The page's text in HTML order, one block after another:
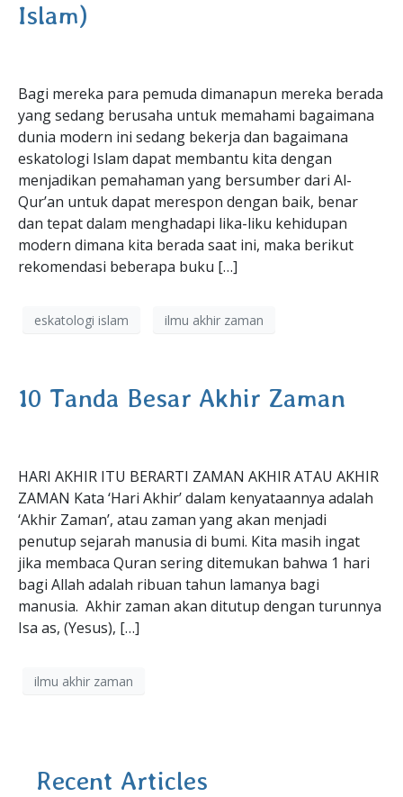
Islam)
Bagi mereka para pemuda dimanapun mereka berada
yang sedang berusaha untuk memahami bagaimana
dunia modern ini sedang bekerja dan bagaimana
eskatologi Islam dapat membantu kita dengan
menjadikan pemahaman yang bersumber dari Al-
Qur’an untuk dapat merespon dengan baik, benar
dan tepat dalam menghadapi lika-liku kehidupan
modern dimana kita berada saat ini, maka berikut
rekomendasi beberapa buku […]
eskatologi islam ilmu akhir zaman
10 Tanda Besar Akhir Zaman
HARI AKHIR ITU BERARTI ZAMAN AKHIR ATAU AKHIR
ZAMAN Kata ‘Hari Akhir’ dalam kenyataannya adalah
‘Akhir Zaman’, atau zaman yang akan menjadi
penutup sejarah manusia di bumi. Kita masih ingat
jika membaca Quran sering ditemukan bahwa 1 hari
bagi Allah adalah ribuan tahun lamanya bagi
manusia. Akhir zaman akan ditutup dengan turunnya
Isa as, (Yesus), […]
ilmu akhir zaman
Recent Articles